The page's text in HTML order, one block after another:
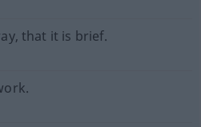
that it is brief.